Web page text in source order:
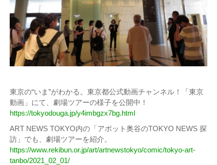
東京の“いま”がわかる。東京都公式動画チャンネル！「東京
動画」にて、劇場ツアーの様子を公開中！
https://tokyodouga.jp/y4imbgzx7bg.html
ART NEWS TOKYO内の「アポット奥谷のTOKYO NEWS 探
訪」でも、劇場ツアーを紹介。
https://www.rekibun.or.jp/art/artnewstokyo/comic/tokyo-art-
tanbo/2021_02_01/